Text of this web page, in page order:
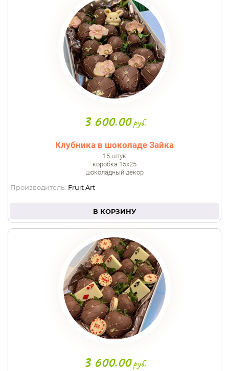
3 600.00руб.
Клубника в шоколаде Зайка
15 штук
коробка 15х25
шоколадный декор
Производитель: Fruit Art
В КОРЗИНУ
3 600.00руб.